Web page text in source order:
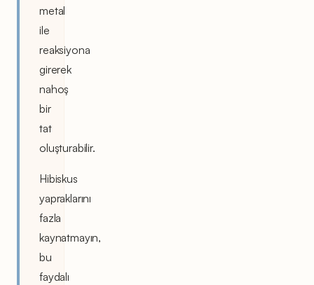
metal
ile
reaksiyona
girerek
nahoş
bir
tat
oluşturabilir.
Hibiskus
yapraklarını
fazla
kaynatmayın,
bu
faydalı